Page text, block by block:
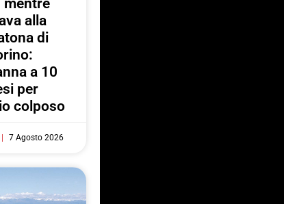
mentre
alla
di
a 10
per
colposo
7 Agosto 2026